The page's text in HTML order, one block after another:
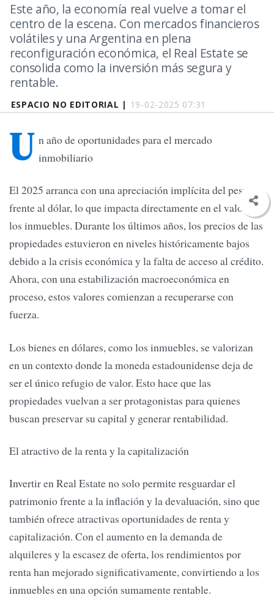
ESPACIO NO EDITORIAL | 19-02-2025 07:31
Este año, la economía real vuelve a tomar el
centro de la escena. Con mercados financieros
volátiles y una Argentina en plena
reconfiguración económica, el Real Estate se
consolida como la inversión más segura y
rentable.
U n año de oportunidades para el mercado
inmobiliario
El 2025 arranca con una apreciación implícita del peso
frente al dólar, lo que impacta directamente en el valor de
los inmuebles. Durante los últimos años, los precios de las
propiedades estuvieron en niveles históricamente bajos
debido a la crisis económica y la falta de acceso al crédito.
Ahora, con una estabilización macroeconómica en
proceso, estos valores comienzan a recuperarse con
fuerza.
Los bienes en dólares, como los inmuebles, se valorizan
en un contexto donde la moneda estadounidense deja de
ser el único refugio de valor. Esto hace que las
propiedades vuelvan a ser protagonistas para quienes
buscan preservar su capital y generar rentabilidad.
El atractivo de la renta y la capitalización
Invertir en Real Estate no solo permite resguardar el
patrimonio frente a la inflación y la devaluación, sino que
también ofrece atractivas oportunidades de renta y
capitalización. Con el aumento en la demanda de
alquileres y la escasez de oferta, los rendimientos por
renta han mejorado significativamente, convirtiendo a los
inmuebles en una opción sumamente rentable.